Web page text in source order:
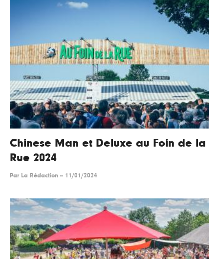
Chinese Man et Deluxe au Foin de la
Rue 2024
Par La Rédaction -- 11/01/2024